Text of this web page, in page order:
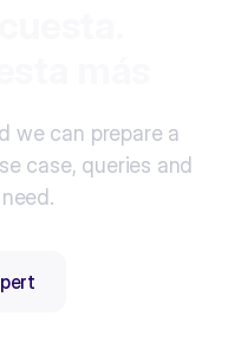
we can prepare a
case, queries and